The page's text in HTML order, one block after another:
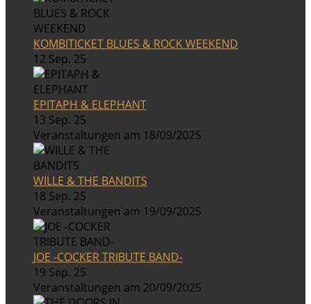
KOMBITICKET BLUES & ROCK WEEKEND
12 Sep. 25
EPITAPH & ELEPHANT
13 Sep. 25
Veranstaltungen am 18/09/2025
WILLE & THE BANDITS
18 Sep. 25
Veranstaltungen am 19/09/2025
JOE -COCKER TRIBUTE BAND-
19 Sep. 25
Veranstaltungen am 20/09/2025